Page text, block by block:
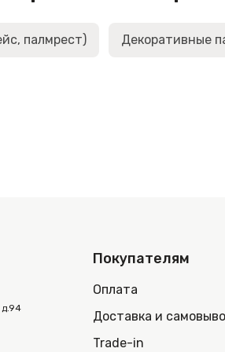
палмрест) Декоративные
д.94
Покупателям
Оплата
Доставка и
Trade-in